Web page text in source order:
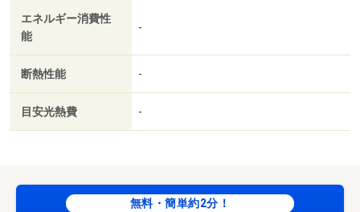
アピールポイント■・角部屋のため陽当り、風通しが良好
♪・安全性が高くお掃除もしやすいＩＨコンロ♪・Ｌ字型の
辺施設■・篠岡小学校 徒歩４分（約２８０ｍ）・篠岡中
学校 徒歩５分（約３８０ｍ）・ＭＥＧＡドン・キホーテ
ＵＮＹ 徒歩４分（約２８０ｍ）・ホームセンターバロ
国土法届出：不要
法令等制限：法２２条区域
エネルギー消費性
能
-
断熱性能 -
目安光熱費 -
無料・簡単約2分！